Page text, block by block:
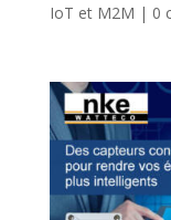
IoT et M2M | 0